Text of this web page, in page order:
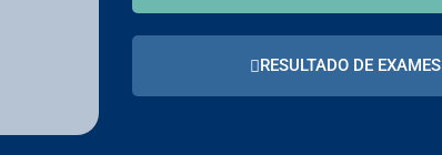
RESULTADO DE EXAMES